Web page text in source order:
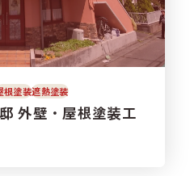
根塗装遮熱塗装
外壁・屋根塗装工